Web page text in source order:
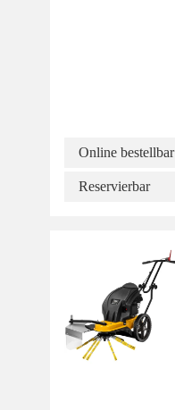
Online bestellbar
Reservierbar